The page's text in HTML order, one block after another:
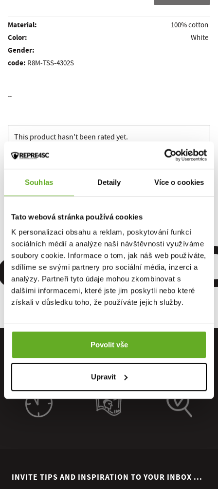
Souhlas Detaily Více o cookies
Tato webová stránka používá cookies
K personalizaci obsahu a reklam, poskytování funkcí
sociálních médií a analýze naší návštěvnosti využíváme
soubory cookie. Informace o tom, jak náš web používáte,
sdílíme se svými partnery pro sociální média, inzerci a
analýzy. Partneři tyto údaje mohou zkombinovat s
dalšími informacemi, které jste jim poskytli nebo které
získali v důsledku toho, že používáte jejich služby.
Povolit vše
Upravit
Material: 100% cotton
Color: White
Gender:
code: R8M-TSS-4302S
--
This product hasn't been rated yet.
You must be logged in to submit a review.
Rate the product
INVITE TIPS AND INSPIRATION TO YOUR INBOX ...